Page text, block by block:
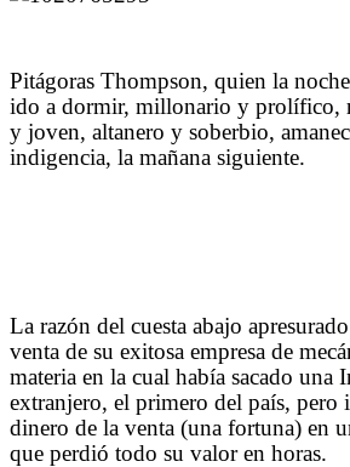
Pitágoras Thompson, quien la
ido a dormir, millonario y prolífico,
y joven, altanero y soberbio,
indigencia, la mañana siguiente.
La razón del cuesta abajo
venta de su exitosa empresa de
materia en la cual había sacado una
extranjero, el primero del país, pero
dinero de la venta (una fortuna) en
que perdió todo su valor en horas.